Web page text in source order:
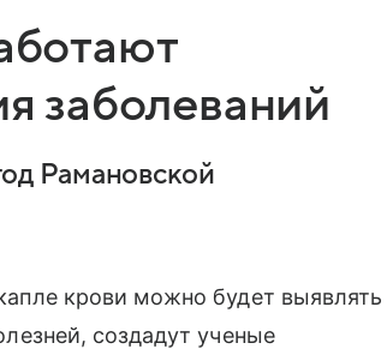
заболеваний
Рамановской
крови можно будет выявлять
создадут ученые